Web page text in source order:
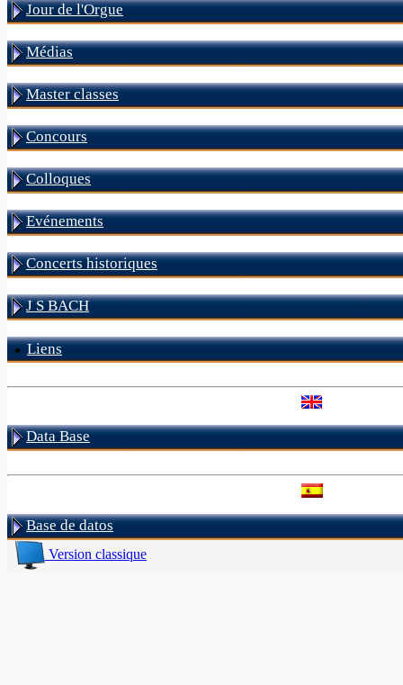
Jour de l'Orgue
Médias
Master classes
Concours
Colloques
Evénements
Concerts historiques
J S BACH
Liens
Data Base
Base de datos
Version classique